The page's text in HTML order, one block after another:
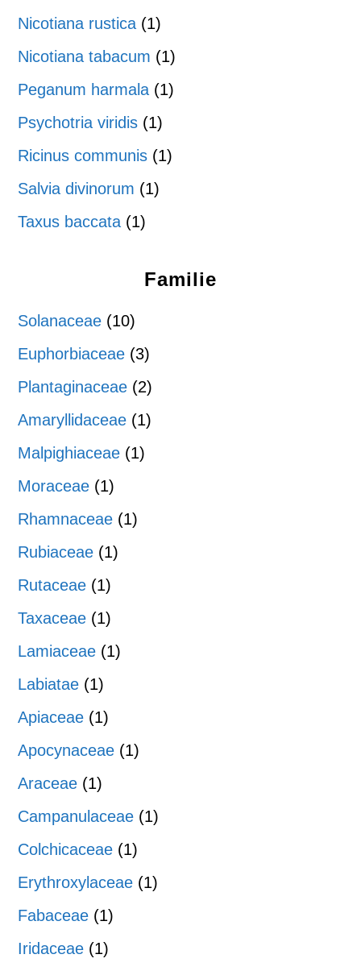
Nicotiana rustica (1)
Nicotiana tabacum (1)
Peganum harmala (1)
Psychotria viridis (1)
Ricinus communis (1)
Salvia divinorum (1)
Taxus baccata (1)
Familie
Solanaceae (10)
Euphorbiaceae (3)
Plantaginaceae (2)
Amaryllidaceae (1)
Malpighiaceae (1)
Moraceae (1)
Rhamnaceae (1)
Rubiaceae (1)
Rutaceae (1)
Taxaceae (1)
Lamiaceae (1)
Labiatae (1)
Apiaceae (1)
Apocynaceae (1)
Araceae (1)
Campanulaceae (1)
Colchicaceae (1)
Erythroxylaceae (1)
Fabaceae (1)
Iridaceae (1)